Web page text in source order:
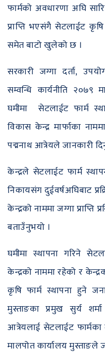
फार्मको अवधारणा अघि
प्राप्ति भएसंगै सेटलाईट
समेत बाटो खुलेको छ ।
सरकारी जग्गा दर्ता,
सम्वन्धि कार्यनीति
घमीमा सेटलाईट फार्म
विकास केन्द्र मार्फाका
पद्मनाथ आत्रेयले जानकारी
केन्द्रले सेटलाईट फार्म
निकायसंग दुईवर्षअघिबाट
केन्द्रको नाममा जग्गा प्राप्ति
बताउँनुभयो ।
घमीमा स्थापना गरिने
केन्द्रको नाममा रहेको र
कृषि फार्म स्थापना हुने
मुस्ताङका प्रमुख सुर्य
आत्रेयलाई सेटलाईट फार्मका
मालपोत कार्यालय मुस्ताङले